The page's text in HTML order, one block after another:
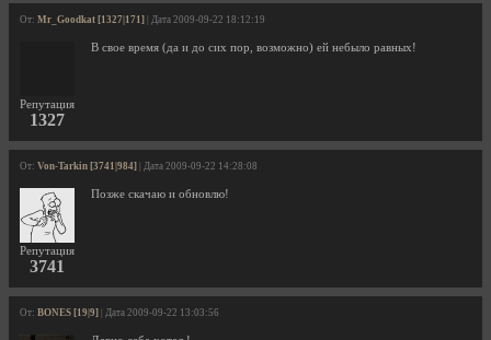
От: Mr_Goodkat [1327|171] | Дата 2009-09-22 18:12:19
Репутация
1327
В свое время (да и до сих пор, возможно) ей небыло равных!
От: Von-Tarkin [3741|984] | Дата 2009-09-22 14:28:08
Репутация
3741
Позже скачаю и обновлю!
От: BONES [19|9] | Дата 2009-09-22 13:03:56